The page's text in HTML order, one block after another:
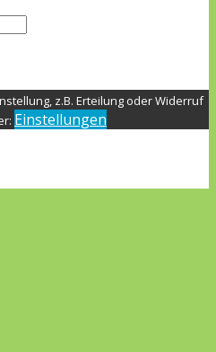
z.B. Erteilung oder Widerruf
Einstellungen